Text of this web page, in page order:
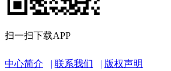
扫一扫下载APP
中心简介 联系我们
版权声明